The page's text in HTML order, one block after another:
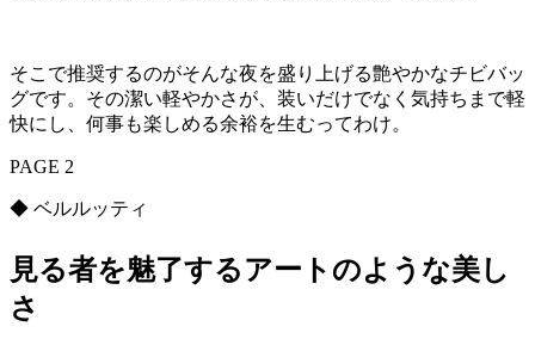
そこで推奨するのがそんな夜を盛り上げる艶やかなチビバッ
グです。その潔い軽やかさが、装いだけでなく気持ちまで軽
快にし、何事も楽しめる余裕を生むってわけ。
PAGE 2
◆ ベルルッティ
見る者を魅了するアートのような美し
さ